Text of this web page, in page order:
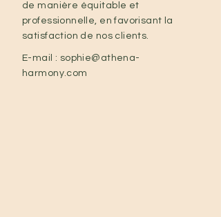
de manière équitable et
professionnelle, en favorisant la
satisfaction de nos clients.
E-mail : sophie@athena-
harmony.com